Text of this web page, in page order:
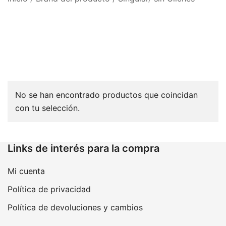
No se han encontrado productos que coincidan
con tu selección.
Links de interés para la compra
Mi cuenta
Política de privacidad
Política de devoluciones y cambios